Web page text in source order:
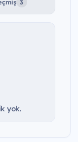
3
yok.